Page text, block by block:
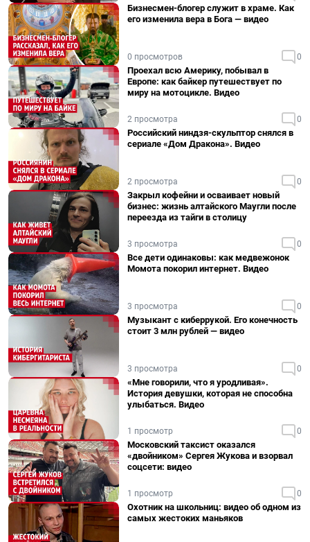
Бизнесмен-блогер служит в храме. Как
его изменила вера в Бога — видео
0 просмотров 0
Проехал всю Америку, побывал в
Европе: как байкер путешествует по
миру на мотоцикле. Видео
2 просмотра 0
Российский ниндзя-скульптор снялся в
сериале «Дом Дракона». Видео
2 просмотра 0
Закрыл кофейни и осваивает новый
бизнес: жизнь алтайского Маугли после
переезда из тайги в столицу
3 просмотра 0
Все дети одинаковы: как медвежонок
Момота покорил интернет. Видео
3 просмотра 0
Музыкант с киберрукой. Его конечность
стоит 3 млн рублей — видео
3 просмотра 0
«Мне говорили, что я уродливая».
История девушки, которая не способна
улыбаться. Видео
1 просмотр 0
Московский таксист оказался
«двойником» Сергея Жукова и взорвал
соцсети: видео
1 просмотр 0
Охотник на школьниц: видео об одном из
самых жестоких маньяков